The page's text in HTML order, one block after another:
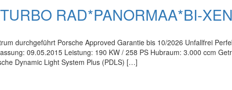
RAD*PANORMAA*BI-
durchgeführt Porsche Approved Garantie bis 10/2026 Unfallfrei
09.05.2015 Leistung: 190 KW / 258 PS Hubraum: 3.000 ccm
Dynamic Light System Plus (PDLS) […]